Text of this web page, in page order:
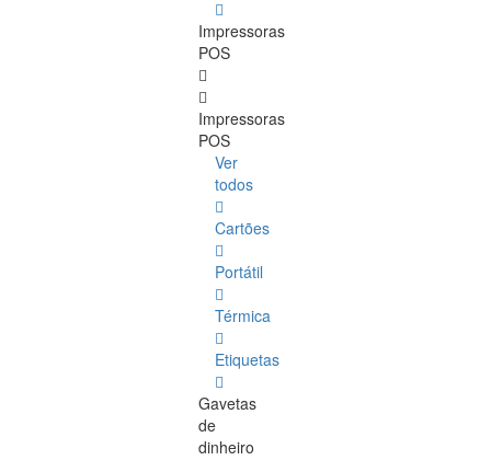
Impressoras
POS
Impressoras
POS
Ver
todos
Cartões
Portátil
Térmica
Etiquetas
Gavetas
de
dinheiro